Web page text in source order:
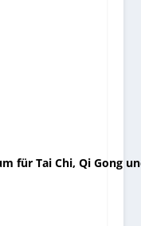
für Tai Chi, Qi Gong